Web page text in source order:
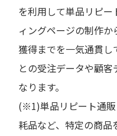
を利用して単品リピ
ィングページの制作
獲得までを一気通貫し
との受注データや顧
なります。
(※1)単品リピート通
耗品など、特定の商